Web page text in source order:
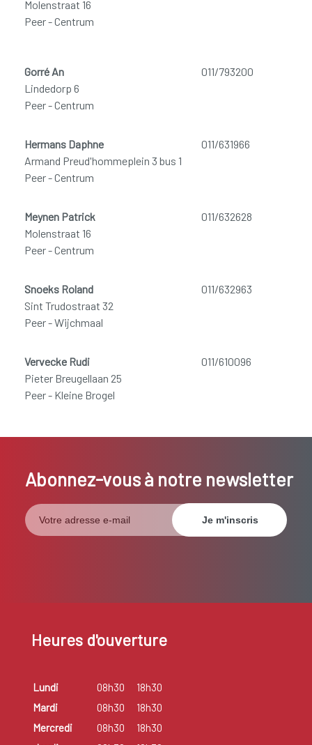
Molenstraat 16
Peer - Centrum
Gorré An
Lindedorp 6
Peer - Centrum
011/793200
Hermans Daphne
Armand Preud'hommeplein 3 bus 1
Peer - Centrum
011/631966
Meynen Patrick
Molenstraat 16
Peer - Centrum
011/632628
Snoeks Roland
Sint Trudostraat 32
Peer - Wijchmaal
011/632963
Vervecke Rudi
Pieter Breugellaan 25
Peer - Kleine Brogel
011/610096
Abonnez-vous à notre newsletter
Heures d'ouverture
Lundi 08h30
18h30
Mardi
08h30
18h30
Mercredi
08h30
18h30